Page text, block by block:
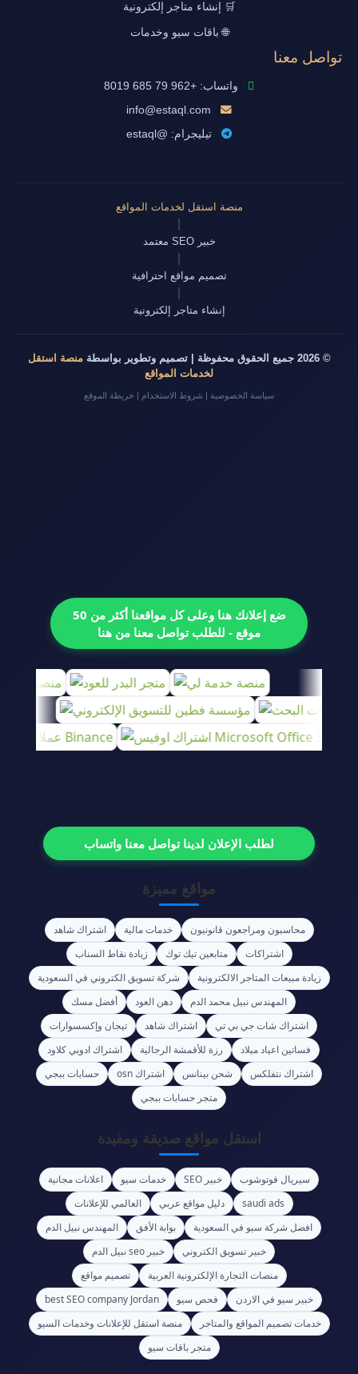
🛒 إنشاء متاجر إلكترونية
🌐 باقات سيو وخدمات
تواصل معنا
واتساب: +962 79 685 8019
info@estaql.com
تيليجرام: @estaql
منصة استقل لخدمات المواقع
خبير SEO معتمد
تصميم مواقع احترافية
إنشاء متاجر إلكترونية
© 2026 جميع الحقوق محفوظة | تصميم وتطوير بواسطة
منصة استقل
لخدمات المواقع
سياسة الخصوصية | شروط الاستخدام | خريطة الموقع
ضع إعلانك هنا وعلى كل مواقعنا أكثر من 50
موقع - للطلب تواصل معنا من هنا
لطلب الإعلان لدينا تواصل معنا واتساب
مواقع مميزة
محاسبون ومراجعون قانونيون خدمات مالية
اشتراك شاهد
اشتراكات
متابعين تيك توك
زيادة نقاط السناب
زيادة مبيعات المتاجر الالكترونية
شركة تسويق الكتروني في السعودية
المهندس نبيل محمد الدم
دهن العود
أفضل مسك
اشتراك شات جي بي تي
اشتراك شاهد
تيجان وإكسسوارات
فساتين اعياد ميلاد
رزة للأقمشة الرجالية
اشتراك ادوبي كلاود
اشتراك نتفلكس
شحن بينانس اشتراك osn
حسابات ببجي
متجر حسابات ببجي
استقل مواقع صديقة ومفيدة
سيريال فوتوشوب خبير SEO خدمات سيو
اعلانات مجانية
saudi ads
دليل مواقع عربي
العالمي للإعلانات
افضل شركة سيو في السعودية
بوابة الأفق
المهندس نبيل الدم
خبير تسويق الكتروني
خبير seo نبيل الدم
منصات التجارة الإلكترونية العربية
تصميم مواقع
خبير سيو في الاردن
فحص سيو
best SEO company Jordan
خدمات تصميم المواقع والمتاجر
منصة استقل للإعلانات وخدمات السيو
متجر باقات سيو